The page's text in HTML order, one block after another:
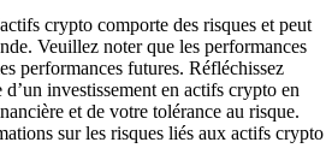
crypto comporte des risques et peut
Veuillez noter que les performances
performances futures. Réfléchissez
investissement en actifs crypto en
et de votre tolérance au risque.
sur les risques liés aux actifs crypto